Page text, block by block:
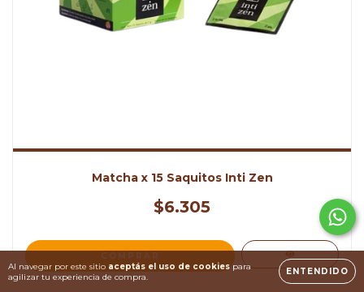
Al navegar por este sitio aceptás el uso de cookiespara
agilizar tu experiencia de compra.
ENTENDIDO
Matcha x 15 Saquitos Inti Zen
$6.305